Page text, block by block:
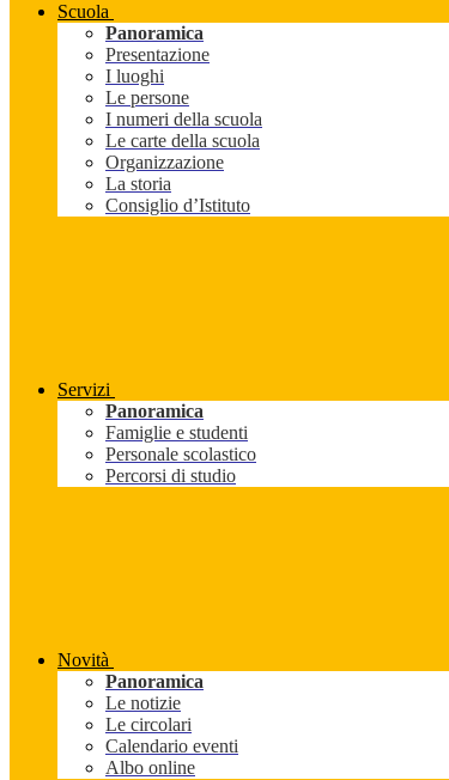
Scuola
Panoramica
Presentazione
I luoghi
Le persone
I numeri della scuola
Le carte della scuola
Organizzazione
La storia
Consiglio d’Istituto
Servizi
Panoramica
Famiglie e studenti
Personale scolastico
Percorsi di studio
Novità
Panoramica
Le notizie
Le circolari
Calendario eventi
Albo online